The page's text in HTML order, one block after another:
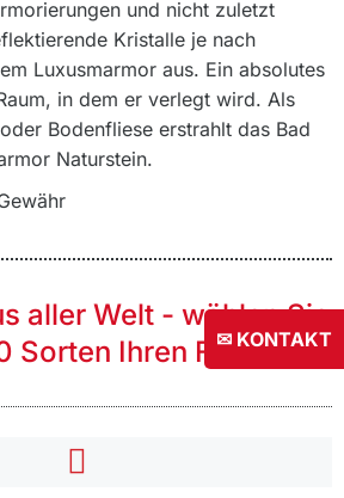
und nicht zuletzt
Kristalle je nach
Luxusmarmor aus. Ein absolutes
in dem er verlegt wird. Als
Bodenfliese erstrahlt das Bad
Naturstein.
aller Welt - wählen Sie
Sorten Ihren Favoriten
✉ KONTAKT